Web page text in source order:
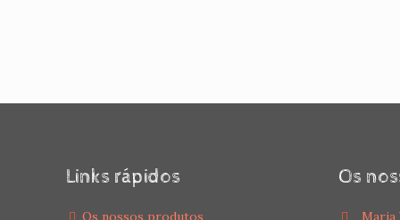
Links rápidos
Os nossos produtos
Os